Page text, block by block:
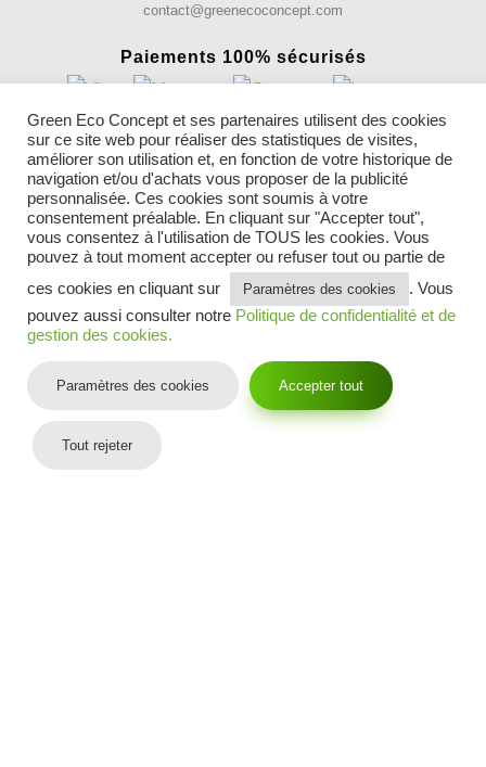
contact@greenecoconcept.com
Paiements 100% sécurisés
INFORMATIONS
Nos gazons synthétiques
Conseils
Parrainer un ami
Blog gazon synthétique
Mentions légales
CGV
Politique de confidentialité et cookies
Contactez-nous
Suivez-nous sur :
Green Eco Concept et ses partenaires utilisent des cookies
sur ce site web pour réaliser des statistiques de visites,
améliorer son utilisation et, en fonction de votre historique de
navigation et/ou d'achats vous proposer de la publicité
personnalisée. Ces cookies sont soumis à votre
consentement préalable. En cliquant sur "Accepter tout",
vous consentez à l'utilisation de TOUS les cookies. Vous
pouvez à tout moment accepter ou refuser tout ou partie de
ces cookies en cliquant sur
Paramètres des cookies
. Vous
pouvez aussi consulter notre Politique de confidentialité et de
gestion des cookies.
Paramètres des cookies Accepter tout
Tout rejeter